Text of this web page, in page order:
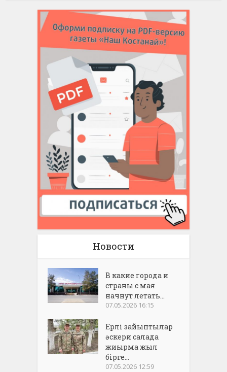
Новости
В какие города и
страны с мая
начнут летать...
07.05.2026 16:15
Ерлі зайыптылар
әскери салада
жиырма жыл
бірге...
07.05.2026 12:59